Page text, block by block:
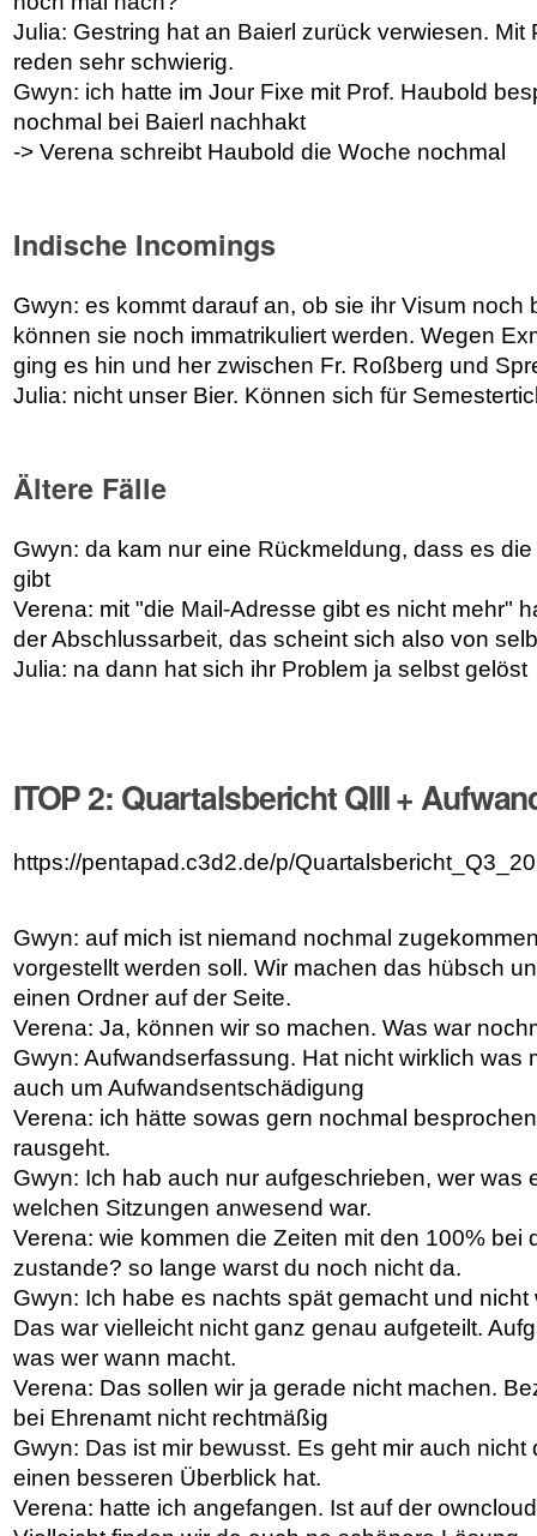
Julia: Gestring hat an Baierl zurück verwiesen. Mit
reden sehr schwierig.
Gwyn: ich hatte im Jour Fixe mit Prof. Haubold
nochmal bei Baierl nachhakt
-> Verena schreibt Haubold die Woche nochmal
Indische Incomings
Gwyn: es kommt darauf an, ob sie ihr Visum noch
können sie noch immatrikuliert werden. Wegen
ging es hin und her zwischen Fr. Roßberg und
Julia: nicht unser Bier. Können sich für
Ältere Fälle
Gwyn: da kam nur eine Rückmeldung, dass es
gibt
Verena: mit "die Mail-Adresse gibt es nicht mehr"
der Abschlussarbeit, das scheint sich also von
Julia: na dann hat sich ihr Problem ja selbst gelöst
ITOP 2: Quartalsbericht QIII +
https://pentapad.c3d2.de/p/
Gwyn: auf mich ist niemand nochmal
vorgestellt werden soll. Wir machen das hübsch
einen Ordner auf der Seite.
Verena: Ja, können wir so machen. Was war
Gwyn: Aufwandserfassung. Hat nicht wirklich was
auch um Aufwandsentschädigung
Verena: ich hätte sowas gern nochmal
rausgeht.
Gwyn: Ich hab auch nur aufgeschrieben, wer was
welchen Sitzungen anwesend war.
Verena: wie kommen die Zeiten mit den 100% bei
zustande? so lange warst du noch nicht da.
Gwyn: Ich habe es nachts spät gemacht und nicht
Das war vielleicht nicht ganz genau aufgeteilt.
was wer wann macht.
Verena: Das sollen wir ja gerade nicht machen.
bei Ehrenamt nicht rechtmäßig
Gwyn: Das ist mir bewusst. Es geht mir auch nicht
einen besseren Überblick hat.
Verena: hatte ich angefangen. Ist auf der